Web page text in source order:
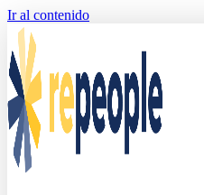
Ir al contenido